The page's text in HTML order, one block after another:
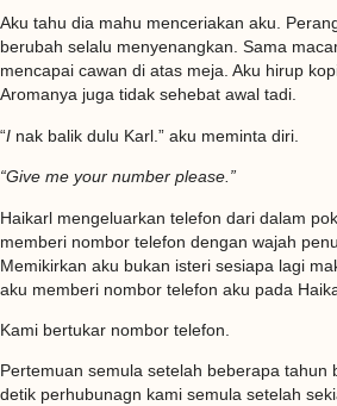
Aku tahu dia mahu menceriakan aku.
berubah selalu menyenangkan. Sama
mencapai cawan di atas meja. Aku hirup
Aromanya juga tidak sehebat awal tadi.
“I nak balik dulu Karl.” aku meminta diri.
“Give me your number please.”
Haikarl mengeluarkan telefon dari dalam
memberi nombor telefon dengan wajah
Memikirkan aku bukan isteri sesiapa lagi
aku memberi nombor telefon aku pada
Kami bertukar nombor telefon.
Pertemuan semula setelah beberapa tahun
detik perhubunagn kami semula setelah